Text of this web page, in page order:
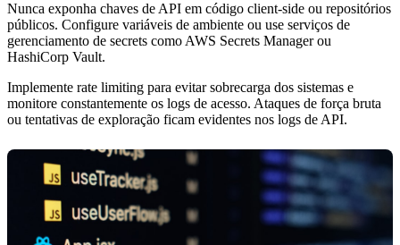
Nunca exponha chaves de API em código client-side ou repositórios
públicos. Configure variáveis de ambiente ou use serviços de
gerenciamento de secrets como AWS Secrets Manager ou
HashiCorp Vault.
Implemente rate limiting para evitar sobrecarga dos sistemas e
monitore constantemente os logs de acesso. Ataques de força bruta
ou tentativas de exploração ficam evidentes nos logs de API.